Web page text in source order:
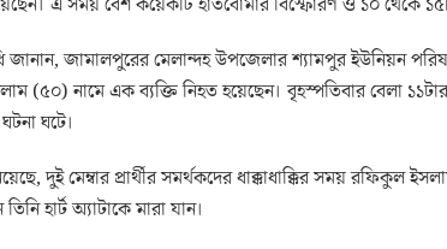
জানান, জামালপুরের মেলান্দহ উপজেলার শ্যামপুর ইউনিয়ন পরিষদ
(৫০) নামে এক ব্যক্তি নিহত হয়েছেন। বৃহস্পতিবার বেলা
ঘটে।
দুই মেম্বার প্রার্থীর সমর্থকদের ধাক্কাধাক্কির সময় রফিকুল
হার্ট অ্যাটাকে মারা যান।